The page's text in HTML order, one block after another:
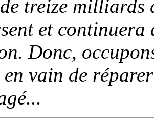
treize milliards
et
Donc,
en vain de